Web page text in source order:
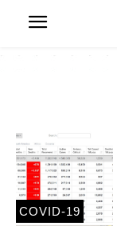
COVID-19